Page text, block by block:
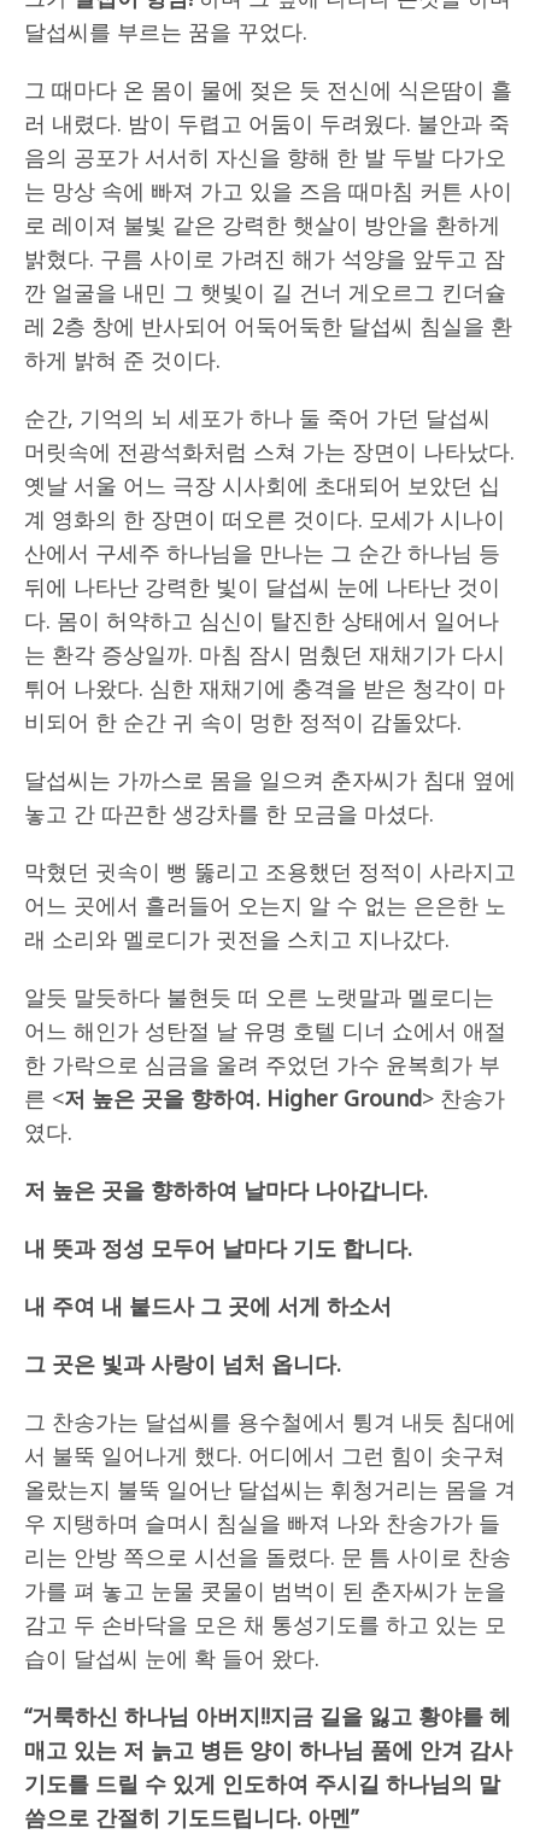
달섭씨를 부르는 꿈을 꾸었다.
그 때마다 온 몸이 물에 젖은 듯 전신에 식은땀이 흘
러 내렸다. 밤이 두렵고 어둠이 두려웠다. 불안과 죽
음의 공포가 서서히 자신을 향해 한 발 두발 다가오
는 망상 속에 빠져 가고 있을 즈음 때마침 커튼 사이
로 레이져 불빛 같은 강력한 햇살이 방안을 환하게
밝혔다. 구름 사이로 가려진 해가 석양을 앞두고 잠
깐 얼굴을 내민 그 햇빛이 길 건너 게오르그 킨더슐
레 2층 창에 반사되어 어둑어둑한 달섭씨 침실을 환
하게 밝혀 준 것이다.
순간, 기억의 뇌 세포가 하나 둘 죽어 가던 달섭씨
머릿속에 전광석화처럼 스쳐 가는 장면이 나타났다.
옛날 서울 어느 극장 시사회에 초대되어 보았던 십
계 영화의 한 장면이 떠오른 것이다. 모세가 시나이
산에서 구세주 하나님을 만나는 그 순간 하나님 등
뒤에 나타난 강력한 빛이 달섭씨 눈에 나타난 것이
다. 몸이 허약하고 심신이 탈진한 상태에서 일어나
는 환각 증상일까. 마침 잠시 멈췄던 재채기가 다시
튀어 나왔다. 심한 재채기에 충격을 받은 청각이 마
비되어 한 순간 귀 속이 멍한 정적이 감돌았다.
달섭씨는 가까스로 몸을 일으켜 춘자씨가 침대 옆에
놓고 간 따끈한 생강차를 한 모금을 마셨다.
막혔던 귓속이 뻥 뚫리고 조용했던 정적이 사라지고
어느 곳에서 흘러들어 오는지 알 수 없는 은은한 노
래 소리와 멜로디가 귓전을 스치고 지나갔다.
알듯 말듯하다 불현듯 떠 오른 노랫말과 멜로디는
어느 해인가 성탄절 날 유명 호텔 디너 쇼에서 애절
한 가락으로 심금을 울려 주었던 가수 윤복희가 부
른 <저 높은 곳을 향하여. Higher Ground> 찬송가
였다.
저 높은 곳을 향하하여 날마다 나아갑니다.
내 뜻과 정성 모두어 날마다 기도 합니다.
내 주여 내 붙드사 그 곳에 서게 하소서
그 곳은 빛과 사랑이 넘처 옵니다.
그 찬송가는 달섭씨를 용수철에서 튕겨 내듯 침대에
서 불뚝 일어나게 했다. 어디에서 그런 힘이 솟구쳐
올랐는지 불뚝 일어난 달섭씨는 휘청거리는 몸을 겨
우 지탱하며 슬며시 침실을 빠져 나와 찬송가가 들
리는 안방 쪽으로 시선을 돌렸다. 문 틈 사이로 찬송
가를 펴 놓고 눈물 콧물이 범벅이 된 춘자씨가 눈을
감고 두 손바닥을 모은 채 통성기도를 하고 있는 모
습이 달섭씨 눈에 확 들어 왔다.
“거룩하신 하나님 아버지!!지금 길을 잃고 황야를 헤
매고 있는 저 늙고 병든 양이 하나님 품에 안겨 감사
기도를 드릴 수 있게 인도하여 주시길 하나님의 말
씀으로 간절히 기도드립니다. 아멘”